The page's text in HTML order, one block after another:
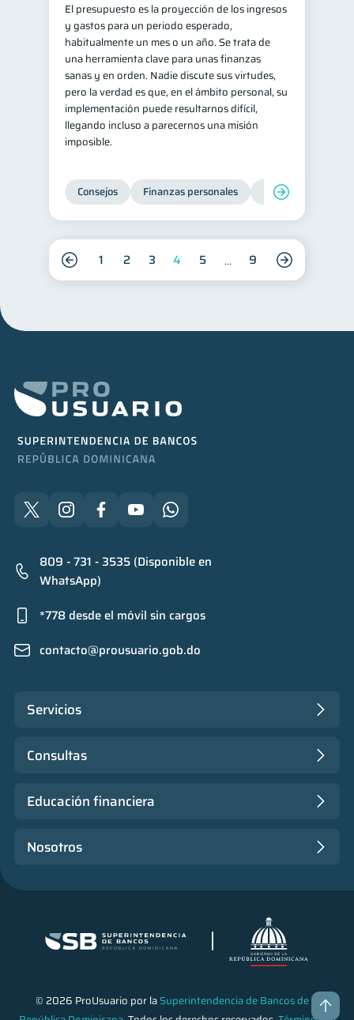
El presupuesto es la proyección de los ingresos
y gastos para un periodo esperado,
habitualmente un mes o un año. Se trata de
una herramienta clave para unas finanzas
sanas y en orden. Nadie discute sus virtudes,
pero la verdad es que, en el ámbito personal, su
implementación puede resultarnos difícil,
llegando incluso a parecernos una misión
imposible.
Consejos Finanzas personales Educación
1 2 3 4 5 9
© 2026 ProUsuario por laSuperintendencia de Bancos de la
809 - 731 - 3535 (Disponible en
WhatsApp)
*778 desde el móvil sin cargos
contacto@prousuario.gob.do
Servicios
Consultas
Educación financiera
Nosotros